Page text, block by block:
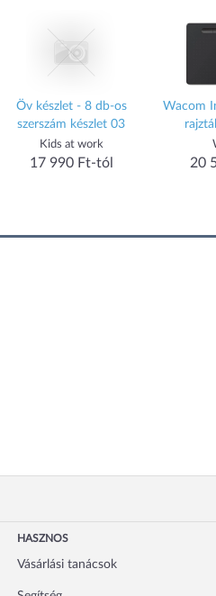
Öv készlet - 8 db-os
szerszám készlet 03
Kids at work
17 990 Ft-tól
Wacom
20
HASZNOS
Vásárlási tanácsok